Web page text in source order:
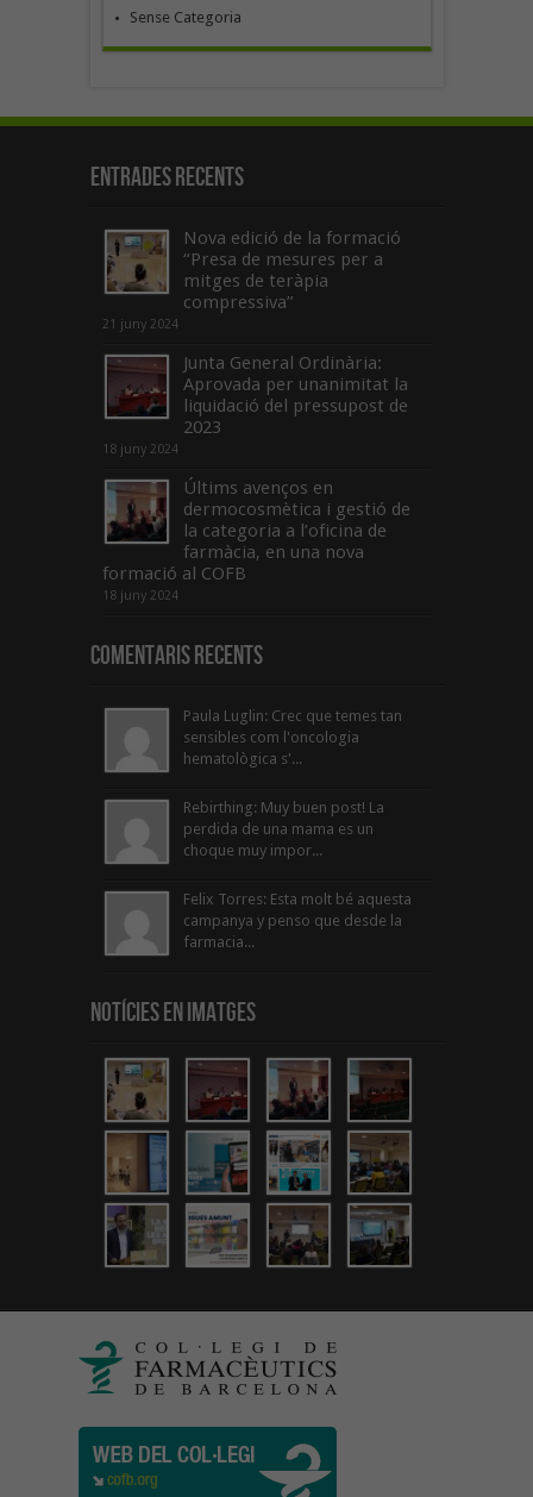
Sense Categoria
Entrades recents
Nova edició de la formació
“Presa de mesures per a
mitges de teràpia
compressiva”
21 juny 2024
Junta General Ordinària:
Aprovada per unanimitat la
liquidació del pressupost de
2023
18 juny 2024
Últims avenços en
dermocosmètica i gestió de
la categoria a l’oficina de
farmàcia, en una nova
formació al COFB
18 juny 2024
Comentaris Recents
Paula Luglin: Crec que temes tan
sensibles com l'oncologia
hematològica s'...
Rebirthing: Muy buen post! La
perdida de una mama es un
choque muy impor...
Felix Torres: Esta molt bé aquesta
campanya y penso que desde la
farmacia...
Notícies en Imatges